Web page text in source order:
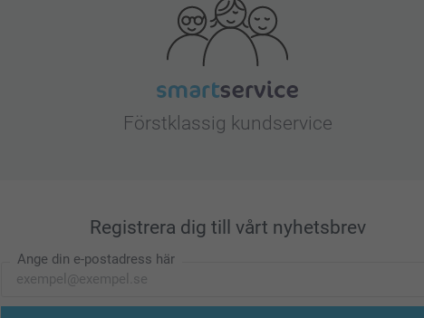
Förstklassig kundservice
Registrera dig till vårt nyhetsbrev
Ange din e-postadress här